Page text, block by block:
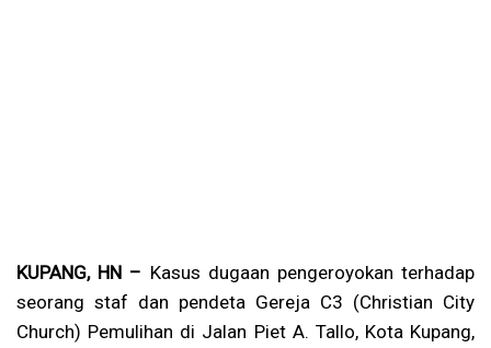
KUPANG, HN – Kasus dugaan pengeroyokan terhadap
seorang staf dan pendeta Gereja C3 (Christian City
Church) Pemulihan di Jalan Piet A. Tallo, Kota Kupang,